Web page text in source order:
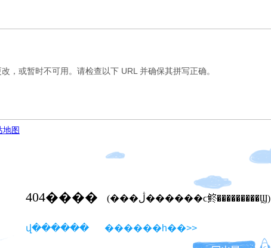
或暂时不可用。请检查以下 URL 并确保其拼写正确。
地图
404���� (���ڷ������ϲ鿴���������Ϣ)
վ������ ������һ��>>